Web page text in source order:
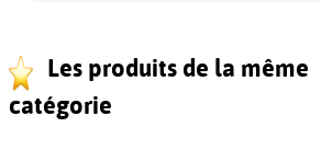
Les produits de la même
catégorie